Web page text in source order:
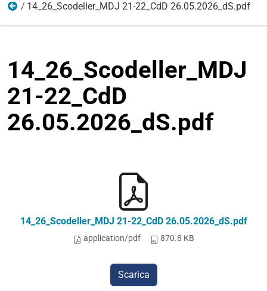
Allegati 2026
14_26_Scodeller_MDJ 21-22_CdD 26.05.2026_dS.pdf
14_26_Scodeller_MDJ
21-22_CdD
26.05.2026_dS.pdf
14_26_Scodeller_MDJ 21-22_CdD 26.05.2026_dS.pdf
application/pdf 870.8 KB
Scarica